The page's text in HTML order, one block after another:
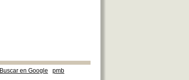
Buscar en Google pmb